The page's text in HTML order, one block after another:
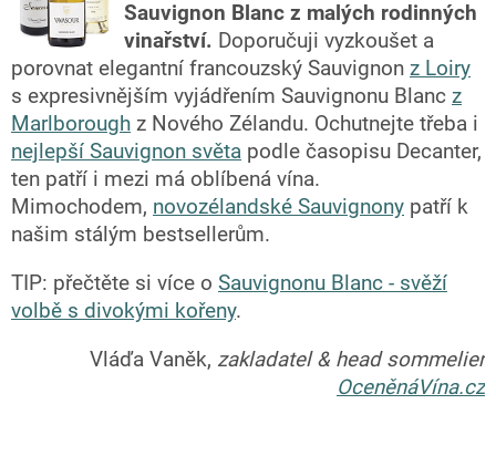
Sauvignon Blanc z malých rodinných
vinařství. Doporučuji vyzkoušet a
porovnat elegantní francouzský Sauvignon z Loiry
s expresivnějším vyjádřením Sauvignonu Blanc z
Marlborough z Nového Zélandu. Ochutnejte třeba i
nejlepší Sauvignon světa podle časopisu Decanter,
ten patří i mezi má oblíbená vína.
Mimochodem, novozélandské Sauvignony patří k
našim stálým bestsellerům.
TIP: přečtěte si více o Sauvignonu Blanc - svěží
volbě s divokými kořeny.
Vláďa Vaněk, zakladatel & head sommelier
OceněnáVína.cz